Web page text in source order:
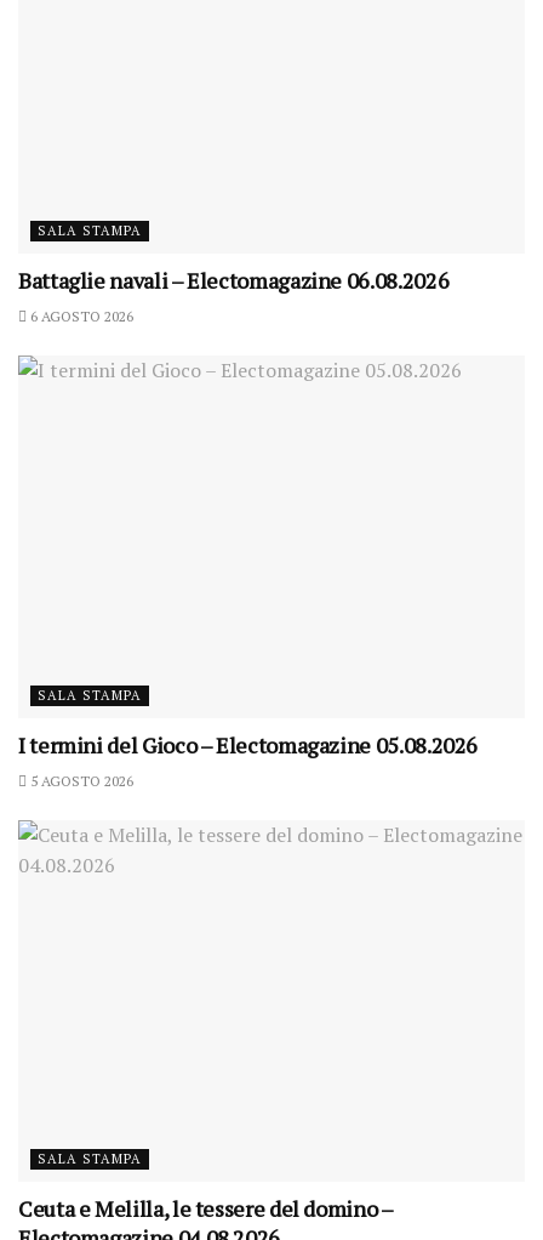
SALA STAMPA
Battaglie navali – Electomagazine 06.08.2026
6 AGOSTO 2026
SALA STAMPA
I termini del Gioco – Electomagazine 05.08.2026
5 AGOSTO 2026
SALA STAMPA
Ceuta e Melilla, le tessere del domino –